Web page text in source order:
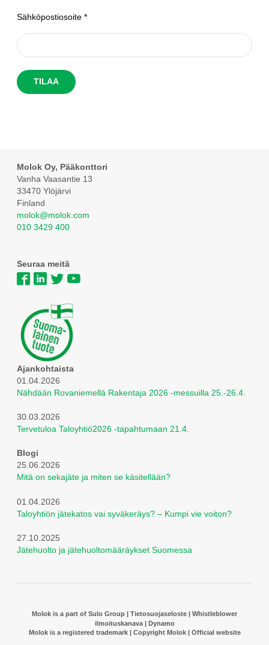
Sähköpostiosoite *
Molok Oy, Pääkonttori
Vanha Vaasantie 13
33470 Ylöjärvi
Finland
molok@molok.com
010 3429 400
Seuraa meitä
Ajankohtaista
01.04.2026
Nähdään Rovaniemellä Rakentaja 2026 -messuilla 25.-26.4.
30.03.2026
Tervetuloa Taloyhtiö2026 -tapahtumaan 21.4.
Blogi
25.06.2026
Mitä on sekajäte ja miten se käsitellään?
01.04.2026
Taloyhtiön jätekatos vai syväkeräys? – Kumpi vie voiton?
27.10.2025
Jätehuolto ja jätehuoltomääräykset Suomessa
Molok is a part of Sulo Group | Tietosuojaseloste | Whistleblower
ilmoituskanava|Dynamo
Molok is a registered trademark | Copyright Molok | Official website